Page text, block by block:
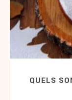
QUELS